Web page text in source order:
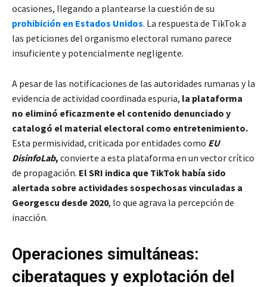
ocasiones, llegando a plantearse la cuestión de su
prohibición en Estados Unidos. La respuesta de TikTok a
las peticiones del organismo electoral rumano parece
insuficiente y potencialmente negligente.
A pesar de las notificaciones de las autoridades rumanas y la
evidencia de actividad coordinada espuria, la plataforma
no eliminó eficazmente el contenido denunciado y
catalogó el material electoral como entretenimiento.
Esta permisividad, criticada por entidades como EU
DisinfoLab, convierte a esta plataforma en un vector crítico
de propagación. El SRI indica que TikTok había sido
alertada sobre actividades sospechosas vinculadas a
Georgescu desde 2020, lo que agrava la percepción de
inacción.
Operaciones simultáneas:
ciberataques y explotación del